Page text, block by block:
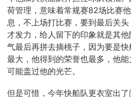
荷管理，意味着常规赛82场比赛
息，不上场打比赛，要到最后关
才发力，给人留下的印象就是其
气最后再拼去摘桃子，因为要是
最大，他得到的荣誉也最多，他
可能盖过他的光芒。
但是可惜，今年快船队更衣室出